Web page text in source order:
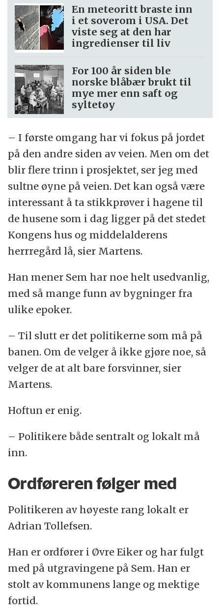
En meteoritt braste inn
i et soverom i USA. Det
viste seg at den har
ingredienser til liv
For 100 år siden ble
norske blåbær brukt til
mye mer enn saft og
syltetøy
– I første omgang har vi fokus på jordet
på den andre siden av veien. Men om det
blir flere trinn i prosjektet, ser jeg med
sultne øyne på veien. Det kan også være
interessant å ta stikkprøver i hagene til
de husene som i dag ligger på det stedet
Kongens hus og middelalderens
herrregård lå, sier Martens.
Han mener Sem har noe helt usedvanlig,
med så mange funn av bygninger fra
ulike epoker.
– Til slutt er det politikerne som må på
banen. Om de velger å ikke gjøre noe, så
velger de at alt bare forsvinner, sier
Martens.
Hoftun er enig.
– Politikere både sentralt og lokalt må
inn.
Ordføreren følger med
Politikeren av høyeste rang lokalt er
Adrian Tollefsen.
Han er ordfører i Øvre Eiker og har fulgt
med på utgravingene på Sem. Han er
stolt av kommunens lange og mektige
fortid.